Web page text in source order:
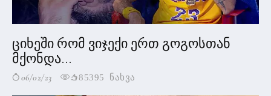
ციხეში რომ ვიჯექი ერთ გოგოსთან
მქონდა...
06/02/23 85395 ნახვა